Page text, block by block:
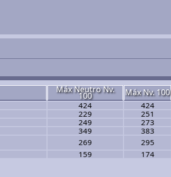
Máx Neutro Nv.
100 Máx Nv. 100
424
424
229
251
249
273
349
383
269
295
159
174